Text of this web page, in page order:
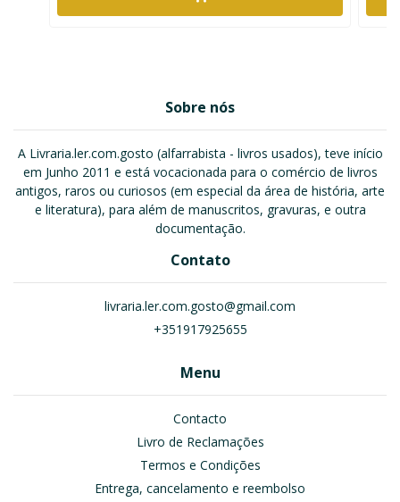
Sobre nós
A Livraria.ler.com.gosto (alfarrabista - livros usados), teve início
em Junho 2011 e está vocacionada para o comércio de livros
antigos, raros ou curiosos (em especial da área de história, arte
e literatura), para além de manuscritos, gravuras, e outra
documentação.
Contato
livraria.ler.com.gosto@gmail.com
+351917925655
Menu
Contacto
Livro de Reclamações
Termos e Condições
Entrega, cancelamento e reembolso